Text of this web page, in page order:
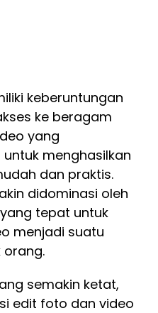
keberuntungan
ke beragam
yang
menghasilkan
dan praktis.
didominasi oleh
tepat untuk
menjadi suatu
orang.
semakin ketat,
edit foto dan video